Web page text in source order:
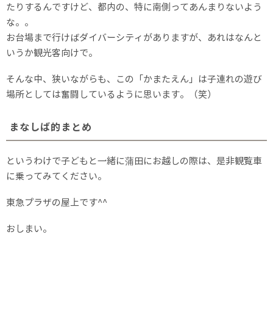
たりするんですけど、都内の、特に南側ってあんまりないよう
な。。
お台場まで行けばダイバーシティがありますが、あれはなんと
いうか観光客向けで。
そんな中、狭いながらも、この「かまたえん」は子連れの遊び
場所としては奮闘しているように思います。（笑）
まなしば的まとめ
というわけで子どもと一緒に蒲田にお越しの際は、是非観覧車
に乗ってみてください。
東急プラザの屋上です^^
おしまい。